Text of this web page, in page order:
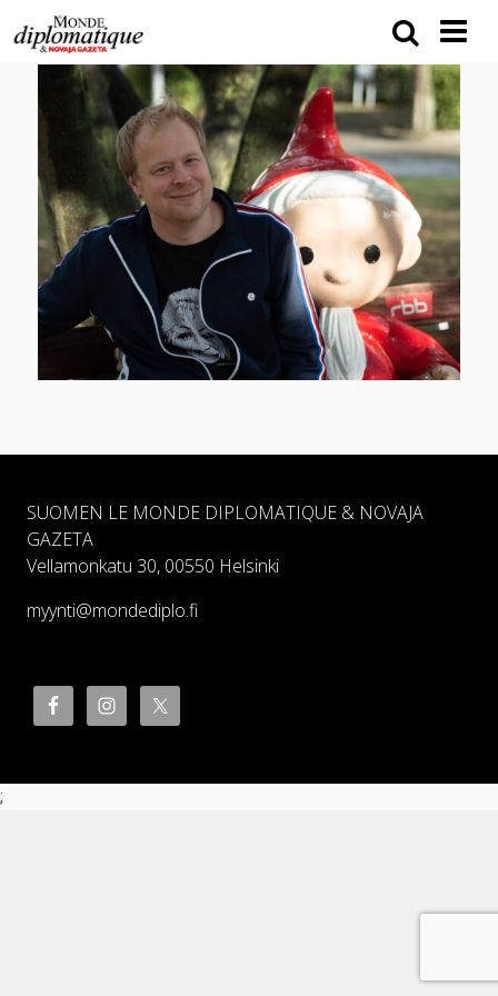
SUOMEN LE MONDE DIPLOMATIQUE & NOVAJA
GAZETA
Vellamonkatu 30, 00550 Helsinki
myynti@mondediplo.fi
;